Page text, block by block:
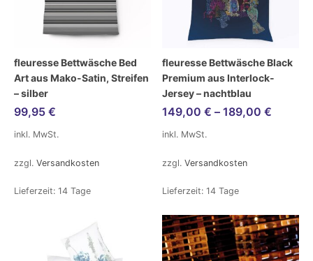
fleuresse Bettwäsche Bed
Art aus Mako-Satin, Streifen
– silber
99,95 €
inkl. MwSt.
zzgl. Versandkosten
Lieferzeit: 14 Tage
fleuresse Bettwäsche Black
Premium aus Interlock-
Jersey – nachtblau
149,00 € – 189,00 €
inkl. MwSt.
zzgl. Versandkosten
Lieferzeit: 14 Tage